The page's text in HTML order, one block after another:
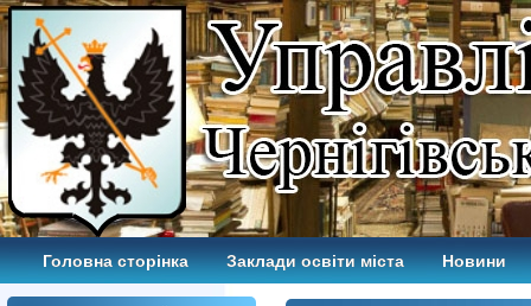
Головна сторінка Заклади освіти міста Новини